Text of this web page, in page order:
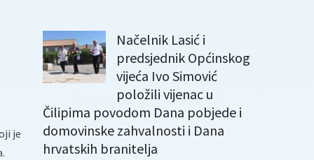
je
Načelnik Lasić i
predsjednik Općinskog
vijeća Ivo Simović
položili vijenac u
Čilipima povodom Dana pobjede i
domovinske zahvalnosti i Dana
hrvatskih branitelja